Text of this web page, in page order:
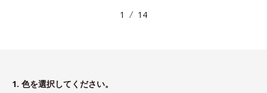
1 14
1. 色を選択してください。